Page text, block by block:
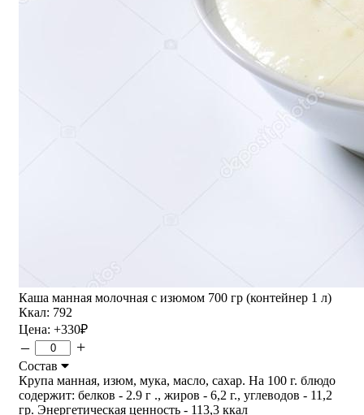
Каша манная молочная с изюмом 700 гр (контейнер 1 л)
Ккал: 792
Цена: +330₽
– +
Состав
Крупа манная, изюм, мука, масло, сахар. На 100 г. блюдо
содержит: белков - 2.9 г ., жиров - 6,2 г., углеводов - 11,2
гр. Энергетическая ценность - 113,3 ккал